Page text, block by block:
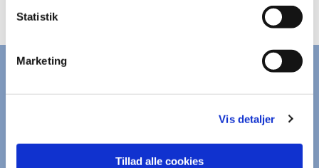
Statistik
Marketing
Vis detaljer
Tillad alle cookies
9393 0672